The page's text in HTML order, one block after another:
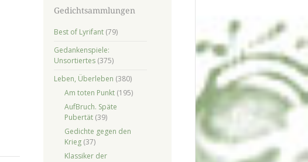
Gedichtsammlungen
Best of Lyrifant(79)
Gedankenspiele:
Unsortiertes(375)
Leben, Überleben (380)
Am toten Punkt(195)
AufBruch. Späte
Pubertät(39)
Gedichte gegen den
Krieg(37)
Klassiker der